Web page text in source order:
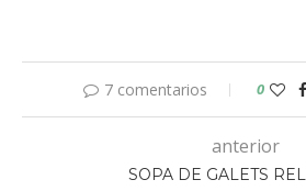
7 comentarios 0
anterior
SOPA DE GALETS